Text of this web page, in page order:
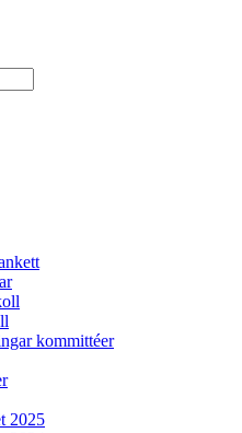
kommittéer
2025